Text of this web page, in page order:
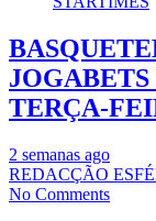
TERÇA-
2 semanas ago
REDACÇÃO
No Comments